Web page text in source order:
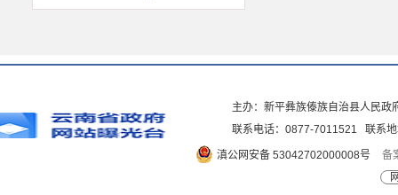
主办：新平彝族傣族自治县人民
联系电话：0877-7011521 联系
滇公网安备 53042702000008号
备